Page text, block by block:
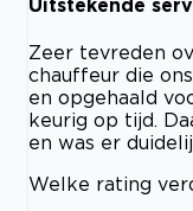
Uitstekende
Zeer tevreden
chauffeur die
en opgehaald
keurig op tijd.
en was er
Welke rating